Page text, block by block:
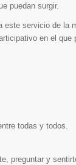
puedan surgir.
este servicio de la
en el que
todas y todos.
preguntar y